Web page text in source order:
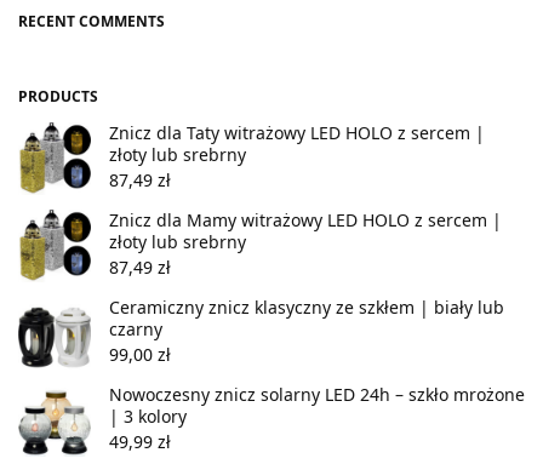
RECENT COMMENTS
PRODUCTS
Znicz dla Taty witrażowy LED HOLO z sercem |
złoty lub srebrny
87,49 zł
Znicz dla Mamy witrażowy LED HOLO z sercem |
złoty lub srebrny
87,49 zł
Ceramiczny znicz klasyczny ze szkłem | biały lub
czarny
99,00 zł
Nowoczesny znicz solarny LED 24h – szkło mrożone
| 3 kolory
49,99 zł